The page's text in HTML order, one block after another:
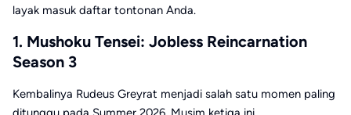
layak masuk daftar tontonan Anda.
1. Mushoku Tensei: Jobless Reincarnation
Season 3
Kembalinya Rudeus Greyrat menjadi salah satu momen paling